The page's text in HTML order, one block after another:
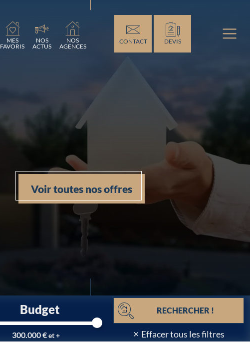
Chargement...
MES
FAVORIS
NOS
ACTUS
NOS
AGENCES
CONTACT DEVIS
Voir toutes nos offres
Budget
300.000 €et +
RECHERCHER !
× Effacer tous les filtres